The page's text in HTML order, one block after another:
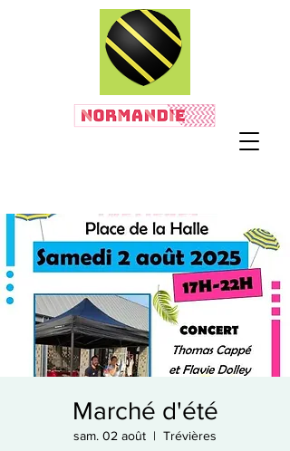
Marché d'été
sam. 02 août
  |
Trévières